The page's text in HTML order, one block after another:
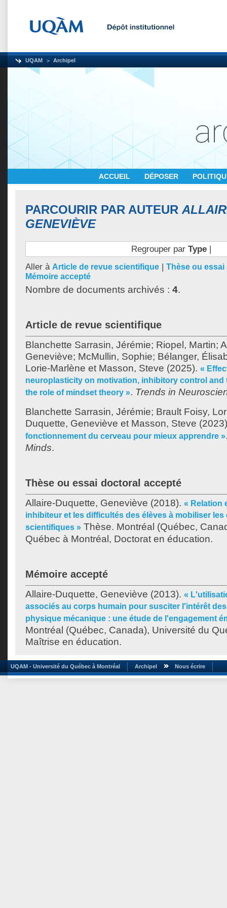
UQAM Archipel
ACCUEIL DÉPOSER
PARCOURIR PAR AUTEUR
GENEVIÈVE
Regrouper par Type|
Aller à Article de revue scientifique | Thèse ou
Mémoire accepté
Nombre de documents archivés : 4.
Article de revue scientifique
Blanchette Sarrasin, Jérémie; Riopel, Martin;
Geneviève; McMullin, Sophie; Bélanger,
Lorie-Marlène et Masson, Steve (2025). «
neuroplasticity on motivation, inhibitory control and
the role of mindset theory ». Trends in
Blanchette Sarrasin, Jérémie; Brault Foisy,
Duquette, Geneviève et Masson, Steve
fonctionnement du cerveau pour mieux apprendre »
Minds.
Thèse ou essai doctoral accepté
Allaire-Duquette, Geneviève (2018). « Relation
inhibiteur et les difficultés des élèves à mobiliser
scientifiques » Thèse. Montréal (Québec,
Québec à Montréal, Doctorat en éducation.
Mémoire accepté
Allaire-Duquette, Geneviève (2013). «
associés au corps humain pour susciter l'intérêt
physique mécanique : une étude de l'engagement
Montréal (Québec, Canada), Université du
Maîtrise en éducation.
UQAM - Université du Québec à Montréal Archipel Nous écrire